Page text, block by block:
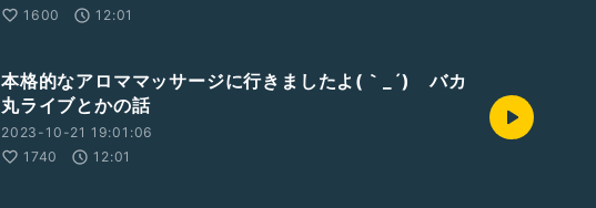
1600
12:01
本格的なアロママッサージに行きましたよ(｀_´)ゞバカ
丸ライブとかの話
2023-10-21 19:01:06
1740
12:01